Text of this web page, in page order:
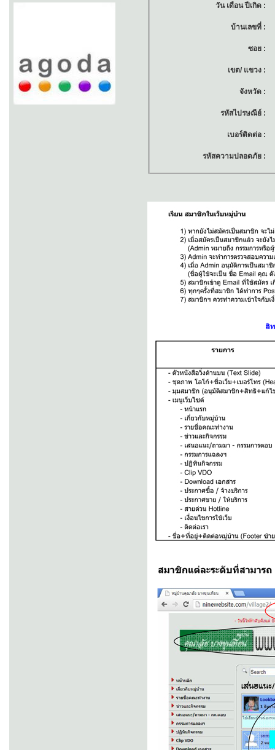
วัน เดือน ปีเกิด
บ้านเลขที่
ซอย
เขต/ แขวง
จังหวัด
รหัสไปรษณีย์
เบอร์ติดต่อ
รหัสความปลอดภัย